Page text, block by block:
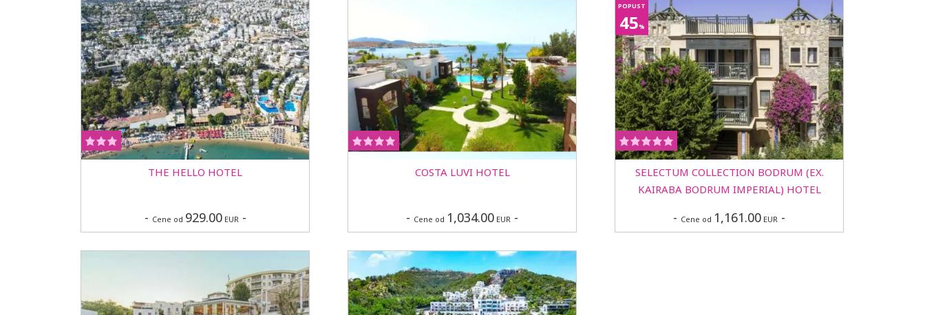
THE HELLO HOTEL
- Cene od 929.00EUR-
COSTA LUVI HOTEL
- Cene od 1,034.00 EUR -
POPUST
45%
SELECTUM COLLECTION BODRUM (EX.
KAIRABA BODRUM IMPERIAL) HOTEL
- Cene od 1,161.00 EUR -